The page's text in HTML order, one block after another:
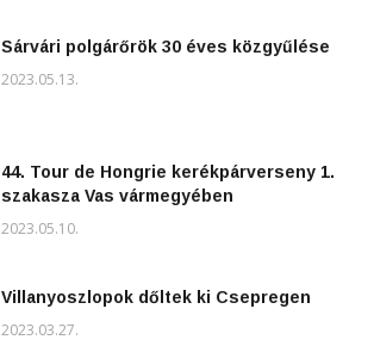
Sárvári polgárőrök 30 éves közgyűlése
2023.05.13.
44. Tour de Hongrie kerékpárverseny 1.
szakasza Vas vármegyében
2023.05.10.
Villanyoszlopok dőltek ki Csepregen
2023.03.27.